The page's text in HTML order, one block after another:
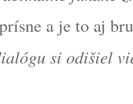
a je to aj
si odišiel